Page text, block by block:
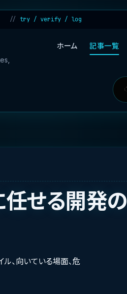
try / verify / log
ホーム 記事一覧
記
索
検
任せる開発の
、向いている場面、危